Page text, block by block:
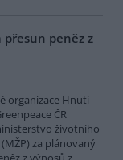
přesun peněz z
organizace Hnutí
ČR
životního
za plánovaný